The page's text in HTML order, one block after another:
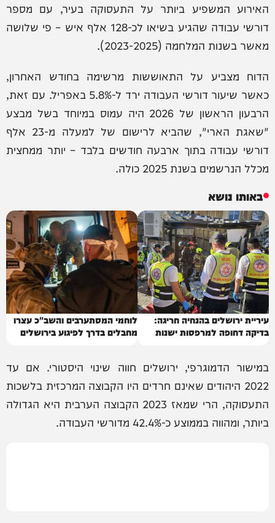
האירוע המשפיע ביותר על התעסוקה בעיר, עם מספר
דורשי עבודה שהגיע בשיאו לכ-128 אלף איש – פי שלושה
מאשר בשנות המלחמה (2023-2025).
הדוח מצביע על התאוששות מרשימה בחודש האחרון,
כאשר שיעור דורשי העבודה ירד ל-5.8% באפריל. עם זאת,
הרבעון הראשון של 2026 היה עמוס במיוחד בשל מבצע
"שאגת הארי", שהביא לרישום של למעלה מ-23 אלף
דורשי עבודה בתוך ארבעה חודשים בלבד – יותר ממחצית
מכלל הנרשמים בשנת 2025 כולה.
באותו נושא
עיריית ירושלים בהנחיה חריגה:
בדיקה דחופה למרפסות ישנות
לוחמי המסתערבים והשב"כ עצרו
מחבלים בדרך לפיגוע בירושלים
במישור הדמוגרפי, ירושלים חווה שינוי היסטורי. אם עד
2022 היהודים שאינם חרדים היו הקבוצה המרכזית בלשכות
התעסוקה, הרי שמאז 2023 הקבוצה הערבית היא הגדולה
ביותר, ומהווה בממוצע כ-42.4% מדורשי העבודה.